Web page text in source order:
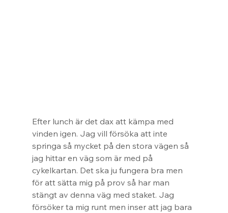
Efter lunch är det dax att kämpa med
vinden igen. Jag vill försöka att inte
springa så mycket på den stora vägen så
jag hittar en väg som är med på
cykelkartan. Det ska ju fungera bra men
för att sätta mig på prov så har man
stängt av denna väg med staket. Jag
försöker ta mig runt men inser att jag bara